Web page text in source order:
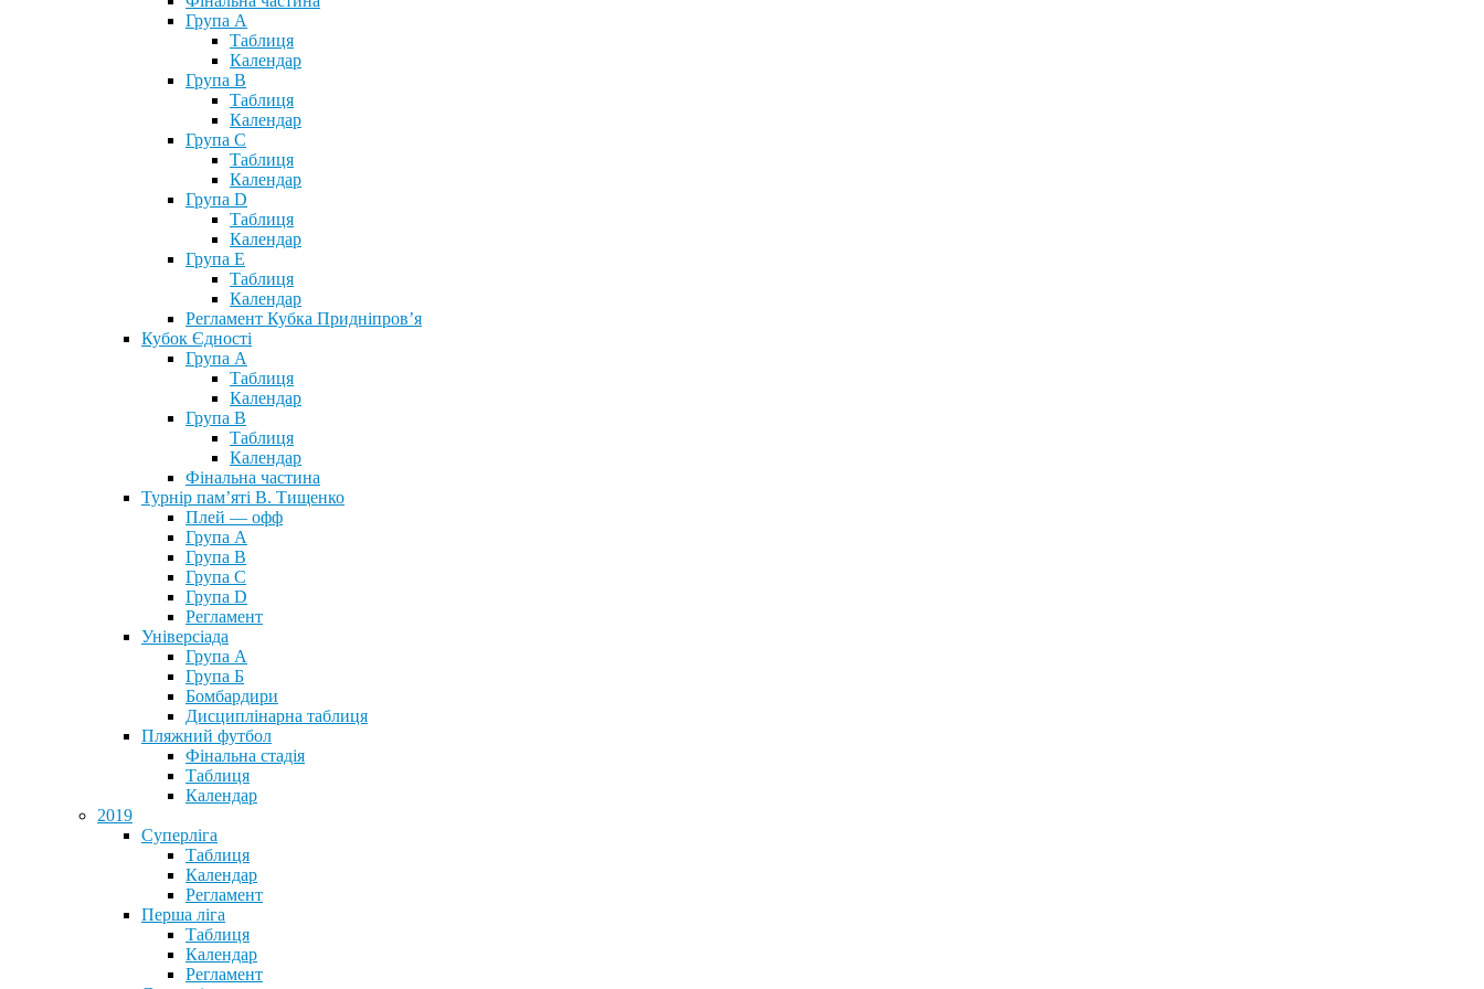
Група А
Таблиця
Календар
Група В
Таблиця
Календар
Група С
Таблиця
Календар
Група D
Таблиця
Календар
Група Е
Таблиця
Календар
Регламент Кубка Придніпров’я
Кубок Єдності
Група А
Таблиця
Календар
Група В
Таблиця
Календар
Фінальна частина
Турнір пам’яті В. Тищенко
Плей — офф
Група А
Група B
Група С
Група D
Регламент
Універсіада
Група А
Група Б
Бомбардири
Дисциплінарна таблиця
Пляжний футбол
Фінальна стадія
Таблиця
Календар
2019
Суперліга
Таблиця
Календар
Регламент
Перша ліга
Таблиця
Календар
Регламент